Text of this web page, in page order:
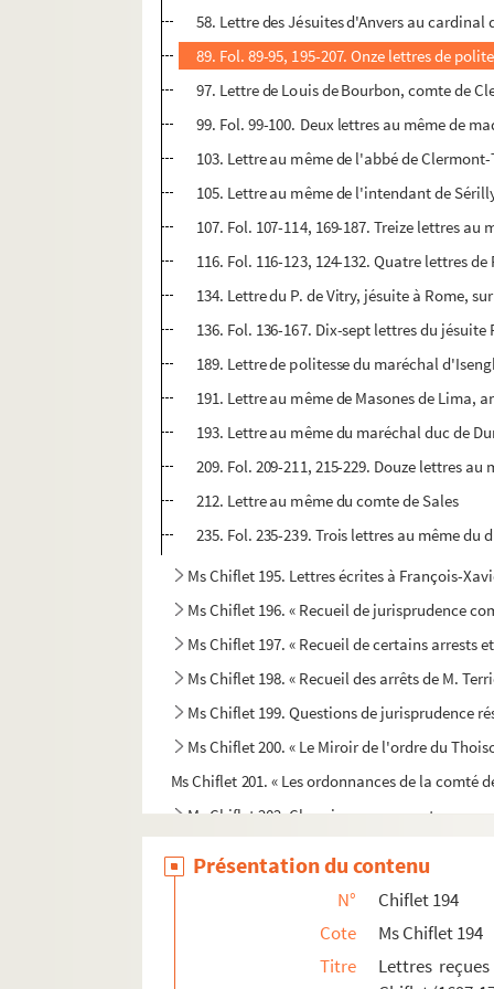
58. Lettre des Jésuites d'Anvers au
89. Fol. 89-95, 195-207. Onze lettres de
97. Lettre de Louis de Bourbon, comte de
99. Fol. 99-100. Deux lettres au même de
103. Lettre au même de l'abbé de
105. Lettre au même de l'intendant de
107. Fol. 107-114, 169-187. Treize lettres
116. Fol. 116-123, 124-132. Quatre lettres
134. Lettre du P. de Vitry, jésuite à Rome,
136. Fol. 136-167. Dix-sept lettres du
189. Lettre de politesse du maréchal
191. Lettre au même de Masones de Lima,
193. Lettre au même du maréchal duc de
209. Fol. 209-211, 215-229. Douze lettres
212. Lettre au même du comte de Sales
235. Fol. 235-239. Trois lettres au même
Ms Chiflet 195. Lettres écrites à François-
Ms Chiflet 196. « Recueil de jurisprudence
Ms Chiflet 197. « Recueil de certains
Ms Chiflet 198. « Recueil des arrêts de M.
Ms Chiflet 199. Questions de jurisprudence
Ms Chiflet 200. « Le Miroir de l'ordre du
Ms Chiflet 201. « Les ordonnances de la
Ms Chiflet 202. Chroniques en vers et en
Présentation du contenu
N°
Chiflet 194
Cote
Ms Chiflet 194
Titre
Lettres